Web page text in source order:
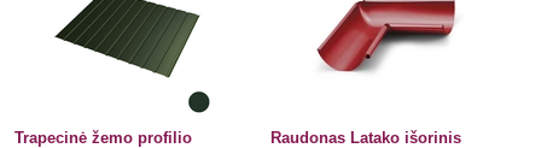
Trapecinė žemo profilio
Raudonas Latako išorinis